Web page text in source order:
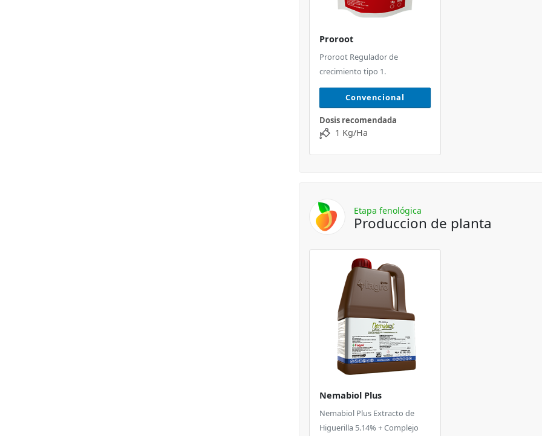
Proroot
Proroot Regulador de
crecimiento tipo 1.
Convencional
Dosis recomendada
1 Kg/Ha
Etapa fenológica
Produccion de planta
Nemabiol Plus
Nemabiol Plus Extracto de
Higuerilla 5.14% + Complejo